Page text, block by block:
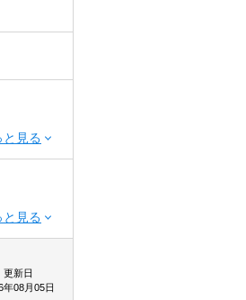
は困難
・組
くこと
更新日
年08月05日